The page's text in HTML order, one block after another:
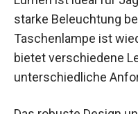
und starke
Taschenlampe ist
bietet verschiedene
unterschiedliche